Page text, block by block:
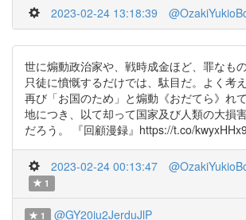
2023-02-24 13:18:39
世に煽動政治家や、戦時成金ほど、罪なもの
只徒に憤慨するだけでは、駄目だ。よく考
再び「お国のため」と煽動《おだてら》れ
地につき、以て却って国家及び人類の大損
だろう。 『回顧漫録』https://t.co/
2023-02-24 00:13:47
1
1 @GY20iu2JerduJlP